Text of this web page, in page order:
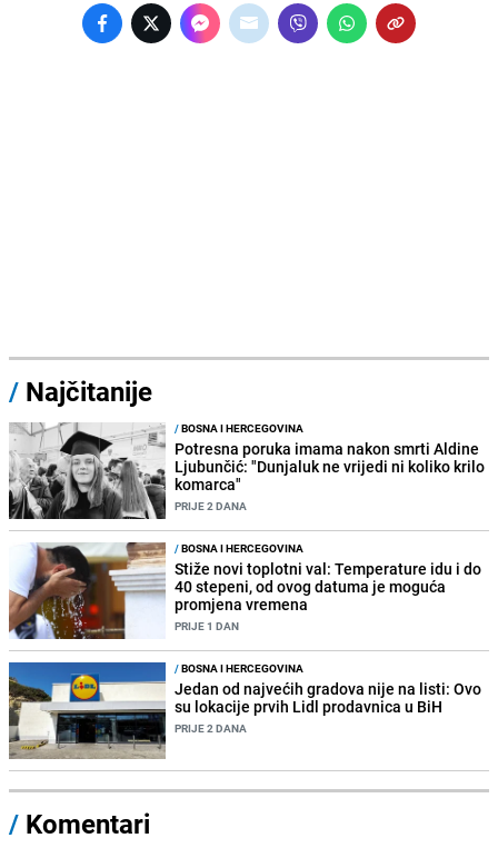
/ Najčitanije
/BOSNA I HERCEGOVINA
Potresna poruka imama nakon smrti Aldine
Ljubunčić: "Dunjaluk ne vrijedi ni koliko krilo
komarca"
PRIJE 2 DANA
/BOSNA I HERCEGOVINA
Stiže novi toplotni val: Temperature idu i do
40 stepeni, od ovog datuma je moguća
promjena vremena
PRIJE 1 DAN
/BOSNA I HERCEGOVINA
Jedan od najvećih gradova nije na listi: Ovo
su lokacije prvih Lidl prodavnica u BiH
PRIJE 2 DANA
/ Komentari